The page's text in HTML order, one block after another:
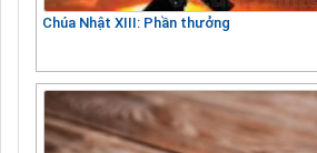
Chúa Nhật XIII: Phần thưởng